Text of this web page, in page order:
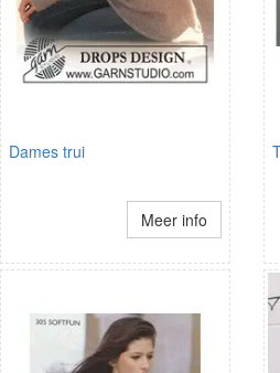
Dames trui
Meer info